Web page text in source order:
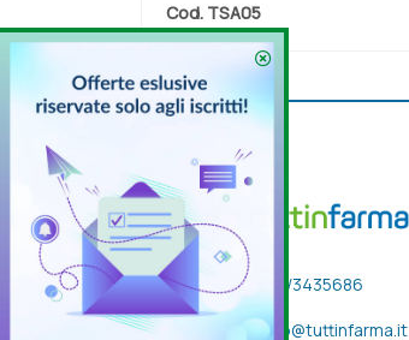
Cod. TSA05
333/3435686
info@tuttinfarma.it